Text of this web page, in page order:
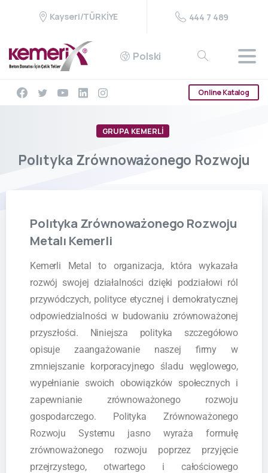
Kayseri/TÜRKİYE 444 7 489
Polski
Online Katalog
GRUPA KEMERLİ
Polıtyka Zrównoważonego Rozwoju
Polıtyka Zrównoważonego Rozwoju
Metalı Kemerli
Kemerli Metal to organizacja, która wykazała
rozwój swojej działalności dzięki podziałowi ról
przywódczych, polityce etycznej i demokratycznej
odpowiedzialności w budowaniu zrównoważonej
przyszłości. Niniejsza polityka szczegółowo
opisuje zaangażowanie naszej firmy w
zmniejszanie korporacyjnego śladu węglowego,
wypełnianie swoich obowiązków społecznych i
zapewnianie zrównoważonego rozwoju
gospodarczego. Polityka Zrównoważonego
Rozwoju Systemu jasno wyraża formułę
zrównoważonego rozwoju poprzez przyjęcie
przejrzystego, otwartego i całościowego